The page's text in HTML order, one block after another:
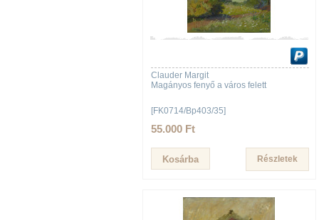
Clauder Margit
Magányos fenyő a város felett
[FK0714/Bp403/35]
55.000 Ft
Részletek